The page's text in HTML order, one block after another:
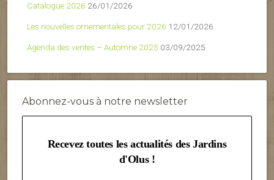
Catalogue 2026 26/01/2026
Les nouvelles ornementales pour 2026 12/01/2026
Agenda des ventes – Automne 2025 03/09/2025
Abonnez-vous à notre newsletter
Recevez toutes les actualités des Jardins
d'Olus !